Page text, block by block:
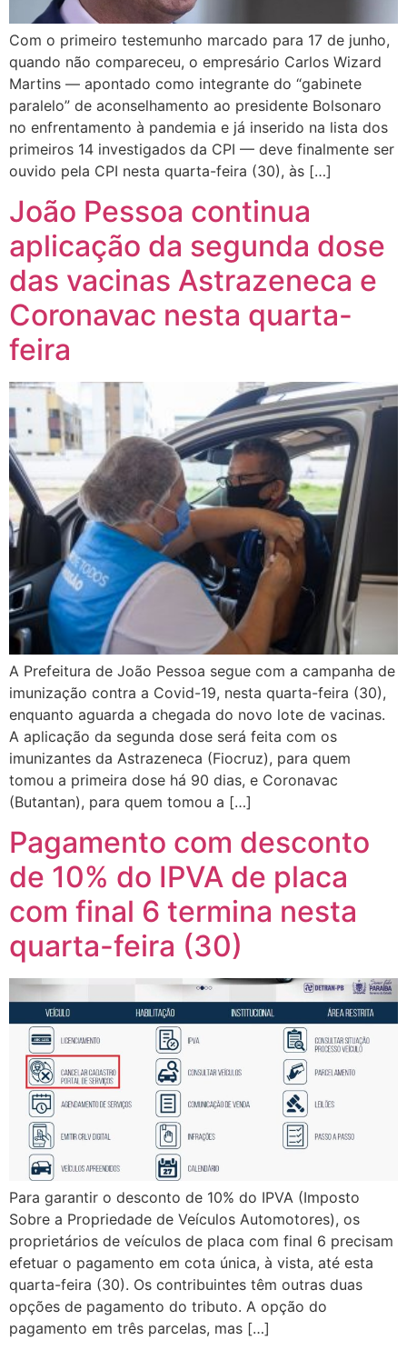
Com o primeiro testemunho marcado para 17 de junho,
quando não compareceu, o empresário Carlos Wizard
Martins — apontado como integrante do “gabinete
paralelo” de aconselhamento ao presidente Bolsonaro
no enfrentamento à pandemia e já inserido na lista dos
primeiros 14 investigados da CPI — deve finalmente ser
ouvido pela CPI nesta quarta-feira (30), às […]
João Pessoa continua
aplicação da segunda dose
das vacinas Astrazeneca e
Coronavac nesta quarta-
feira
A Prefeitura de João Pessoa segue com a campanha de
imunização contra a Covid-19, nesta quarta-feira (30),
enquanto aguarda a chegada do novo lote de vacinas.
A aplicação da segunda dose será feita com os
imunizantes da Astrazeneca (Fiocruz), para quem
tomou a primeira dose há 90 dias, e Coronavac
(Butantan), para quem tomou a […]
Pagamento com desconto
de 10% do IPVA de placa
com final 6 termina nesta
quarta-feira (30)
Para garantir o desconto de 10% do IPVA (Imposto
Sobre a Propriedade de Veículos Automotores), os
proprietários de veículos de placa com final 6 precisam
efetuar o pagamento em cota única, à vista, até esta
quarta-feira (30). Os contribuintes têm outras duas
opções de pagamento do tributo. A opção do
pagamento em três parcelas, mas […]